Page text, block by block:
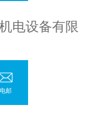
电设备有限